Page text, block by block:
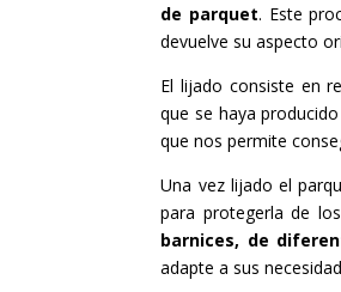
de parquet. Este
devuelve su aspecto
El lijado consiste en
que se haya
que nos permite
Una vez lijado el
para protegerla de
barnices, de
adapte a sus